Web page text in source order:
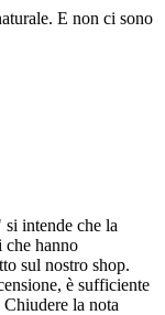
E non ci sono
intende che la
che hanno
sul nostro shop.
è sufficiente
Chiudere la nota